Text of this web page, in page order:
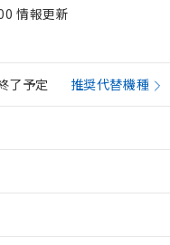
情報更新
了予定 推奨代替機種